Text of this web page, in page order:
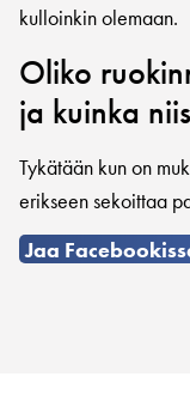
kulloinkin olemaan.
Oliko
ja kuinka
Tykätään kun on
erikseen sekoittaa
Jaa